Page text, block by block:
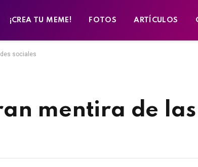
¡CREA TU MEME! FOTOS ARTÍCULOS
sociales
mentira de